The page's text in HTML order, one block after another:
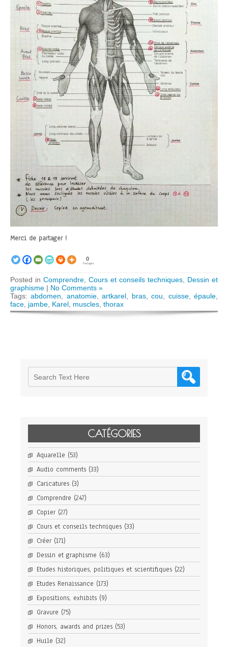
Merci de partager !
0
Partages
Posted in Comprendre, Cours et conseils techniques, Dessin et
graphisme | No Comments »
Tags:abdomen, anatomie,artkarel, bras,cou, cuisse,épaule,
face, jambe, Karel, muscles, thorax
CATÉGORIES
Aquarelle (53)
Audio comments (33)
Caricatures (3)
Comprendre (247)
Copier (27)
Cours et conseils techniques (33)
Créer (171)
Dessin et graphisme (63)
Etudes historiques, politiques et scientifiques (22)
Etudes Renaissance (173)
Expositions, exhibits (9)
Gravure (75)
Honors, awards and prizes (53)
Huile (32)